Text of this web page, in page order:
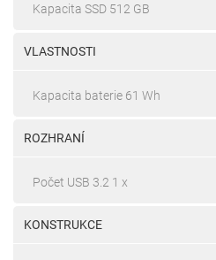
Kapacita SSD 512 GB
VLASTNOSTI
Kapacita baterie 61 Wh
ROZHRANÍ
Počet USB 3.2 1 x
KONSTRUKCE